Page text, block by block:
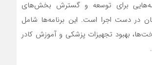
برای توسعه و گسترش بخش‌های
در دست اجرا است. این برنامه‌ها شامل
بهبود تجهیزات پزشکی و آموزش کادر